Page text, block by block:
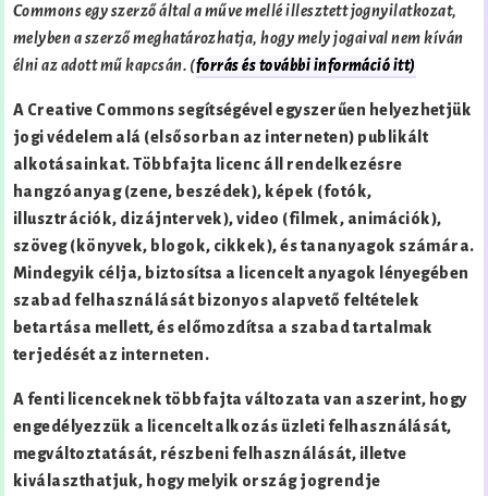
Commons egy szerző által a műve mellé illesztett jognyilatkozat,
melyben a szerző meghatározhatja, hogy mely jogaival nem kíván
élni az adott mű kapcsán. (forrás és további információ itt)
A Creative Commons segítségével egyszerűen helyezhetjük
jogi védelem alá (elsősorban az interneten) publikált
alkotásainkat. Többfajta licenc áll rendelkezésre
hangzóanyag (zene, beszédek), képek (fotók,
illusztrációk, dizájntervek), video (filmek, animációk),
szöveg (könyvek, blogok, cikkek), és tananyagok számára.
Mindegyik célja, biztosítsa a licencelt anyagok lényegében
szabad felhasználását bizonyos alapvető feltételek
betartása mellett, és előmozdítsa a szabad tartalmak
terjedését az interneten.
A fenti licenceknek többfajta változata van aszerint, hogy
engedélyezzük a licencelt alkozás üzleti felhasználását,
megváltoztatását, részbeni felhasználását, illetve
kiválaszthatjuk, hogy melyik ország jogrendje